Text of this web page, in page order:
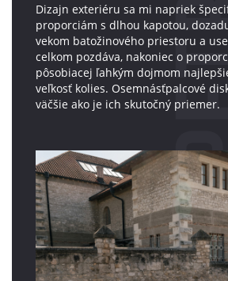
Dizajn exteriéru sa mi napriek
proporciám s dlhou kapotou,
vekom batožinového priestoru a
celkom pozdáva, nakoniec o
pôsobiacej ľahkým dojmom
veľkosť kolies. Osemnásťpalcové
väčšie ako je ich skutočný priemer.